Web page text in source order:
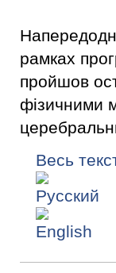
рамках
пройшов
фізичними
Весь